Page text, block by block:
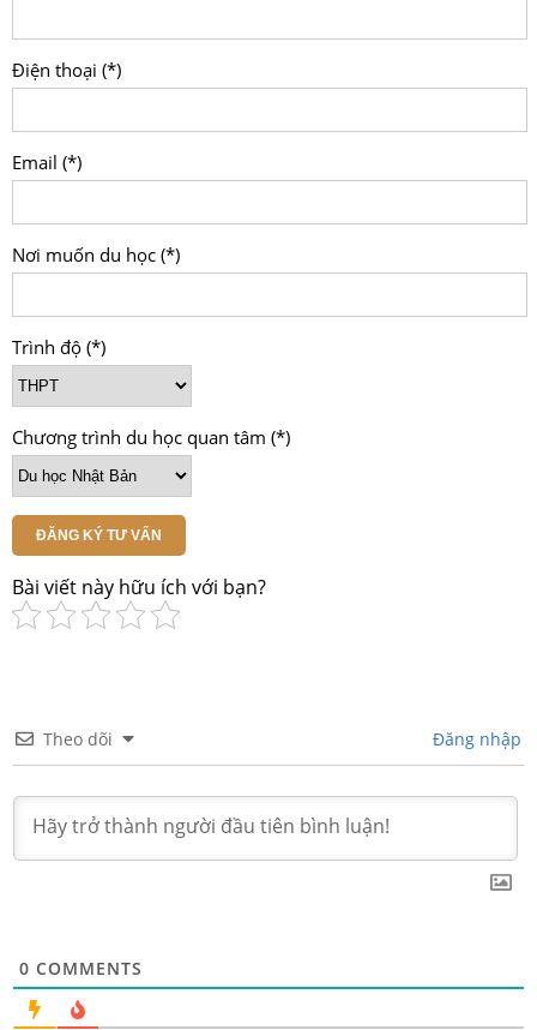
Điện thoại (*)
Email (*)
Nơi muốn du học (*)
Trình độ (*)
Chương trình du học quan tâm (*)
ĐĂNG KÝ TƯ VẤN
Bài viết này hữu ích với bạn?
Theo dõi Đăng nhập
0 COMMENTS